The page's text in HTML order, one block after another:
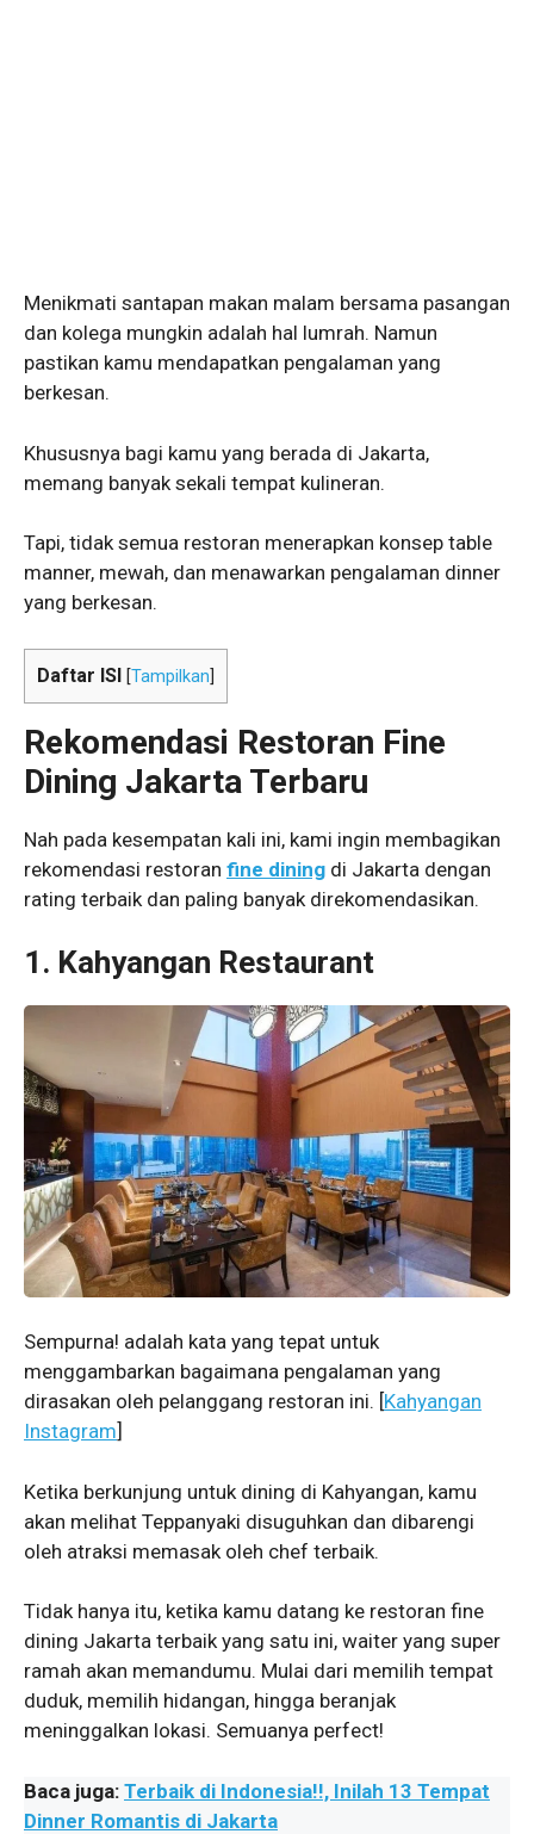
Menikmati santapan makan malam bersama pasangan
dan kolega mungkin adalah hal lumrah. Namun
pastikan kamu mendapatkan pengalaman yang
berkesan.
Khususnya bagi kamu yang berada di Jakarta,
memang banyak sekali tempat kulineran.
Tapi, tidak semua restoran menerapkan konsep table
manner, mewah, dan menawarkan pengalaman dinner
yang berkesan.
Daftar ISI [Tampilkan
Rekomendasi Restoran Fine
Dining Jakarta Terbaru
Nah pada kesempatan kali ini, kami ingin membagikan
rekomendasi restoran fine dining di Jakarta dengan
rating terbaik dan paling banyak direkomendasikan.
1. Kahyangan Restaurant
Sempurna! adalah kata yang tepat untuk
menggambarkan bagaimana pengalaman yang
dirasakan oleh pelanggang restoran ini. [Kahyangan
Instagram]
Ketika berkunjung untuk dining di Kahyangan, kamu
akan melihat Teppanyaki disuguhkan dan dibarengi
oleh atraksi memasak oleh chef terbaik.
Tidak hanya itu, ketika kamu datang ke restoran fine
dining Jakarta terbaik yang satu ini, waiter yang super
ramah akan memandumu. Mulai dari memilih tempat
duduk, memilih hidangan, hingga beranjak
meninggalkan lokasi. Semuanya perfect!
Baca juga: Terbaik di Indonesia!!, Inilah 13 Tempat
Dinner Romantis di Jakarta